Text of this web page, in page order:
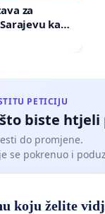
za
ka
PETICIJU
biste
do promjene.
se pokrenuo i
koju želite